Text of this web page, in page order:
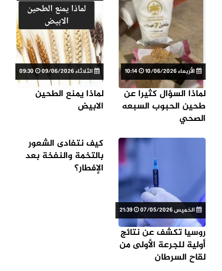
الأربعاء 10/06/2026
لماذا السؤال كثيرا عن
طحين الحبوب السبعه
الصحي
الثلاثاء 09/06/2026 09:30
لماذا يمنع الطحين
الابيض
الخميس 07/05/2026
روسيا تكشف عن نتائج
أولية للجرعة الأولى من
لقاح السرطان
كيف نتفادى الشعور
بالتخمة والنفخة بعد
الإفطار؟